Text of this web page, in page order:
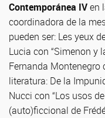
Contemporánea IVen
coordinadora de la
pueden ser: Les yeux
Lucia con “Simenon y
Fernanda Montenegro
literatura: De la
Nucci con “Los usos
(auto)ficcional de